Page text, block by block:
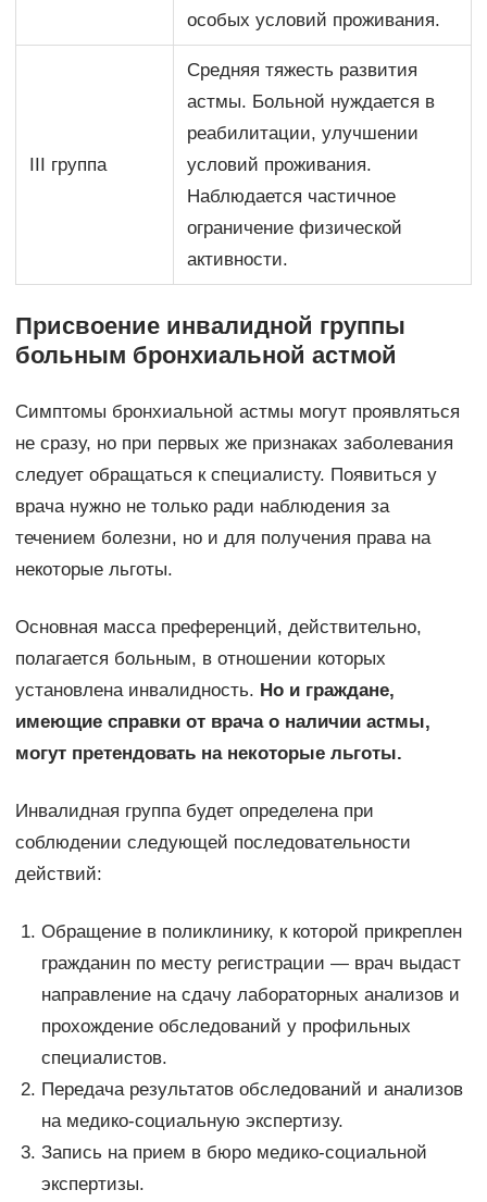
особых условий проживания.
III группа
Средняя тяжесть развития
астмы. Больной нуждается в
реабилитации, улучшении
условий проживания.
Наблюдается частичное
ограничение физической
активности.
Присвоение инвалидной группы
больным бронхиальной астмой
Симптомы бронхиальной астмы могут проявляться
не сразу, но при первых же признаках заболевания
следует обращаться к специалисту. Появиться у
врача нужно не только ради наблюдения за
течением болезни, но и для получения права на
некоторые льготы.
Основная масса преференций, действительно,
полагается больным, в отношении которых
установлена инвалидность. Но и граждане,
имеющие справки от врача о наличии астмы,
могут претендовать на некоторые льготы.
Инвалидная группа будет определена при
соблюдении следующей последовательности
действий:
Обращение в поликлинику, к которой прикреплен
гражданин по месту регистрации — врач выдаст
направление на сдачу лабораторных анализов и
прохождение обследований у профильных
специалистов.
Передача результатов обследований и анализов
на медико-социальную экспертизу.
Запись на прием в бюро медико-социальной
экспертизы.